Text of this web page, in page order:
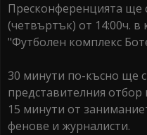
Пресконференцията ще
(четвъртък) от 14:00ч.
"Футболен комплекс
30 минути по-късно ще
представителния
15 минути от
фенове и журналисти.